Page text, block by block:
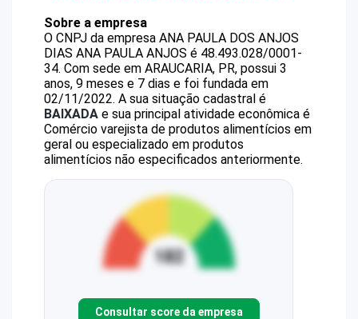
Sobre a empresa
O CNPJ da empresa ANA PAULA DOS ANJOS
DIAS ANA PAULA ANJOS é 48.493.028/0001-
34. Com sede em ARAUCARIA, PR, possui 3
anos, 9 meses e 7 dias e foi fundada em
02/11/2022. A sua situação cadastral é
BAIXADA e sua principal atividade econômica é
Comércio varejista de produtos alimentícios em
geral ou especializado em produtos
alimentícios não especificados anteriormente.
Consultar score da empresa